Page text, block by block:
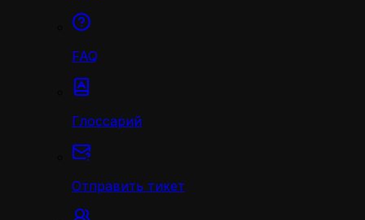
FAQ
Глоссарий
Отправить тикет